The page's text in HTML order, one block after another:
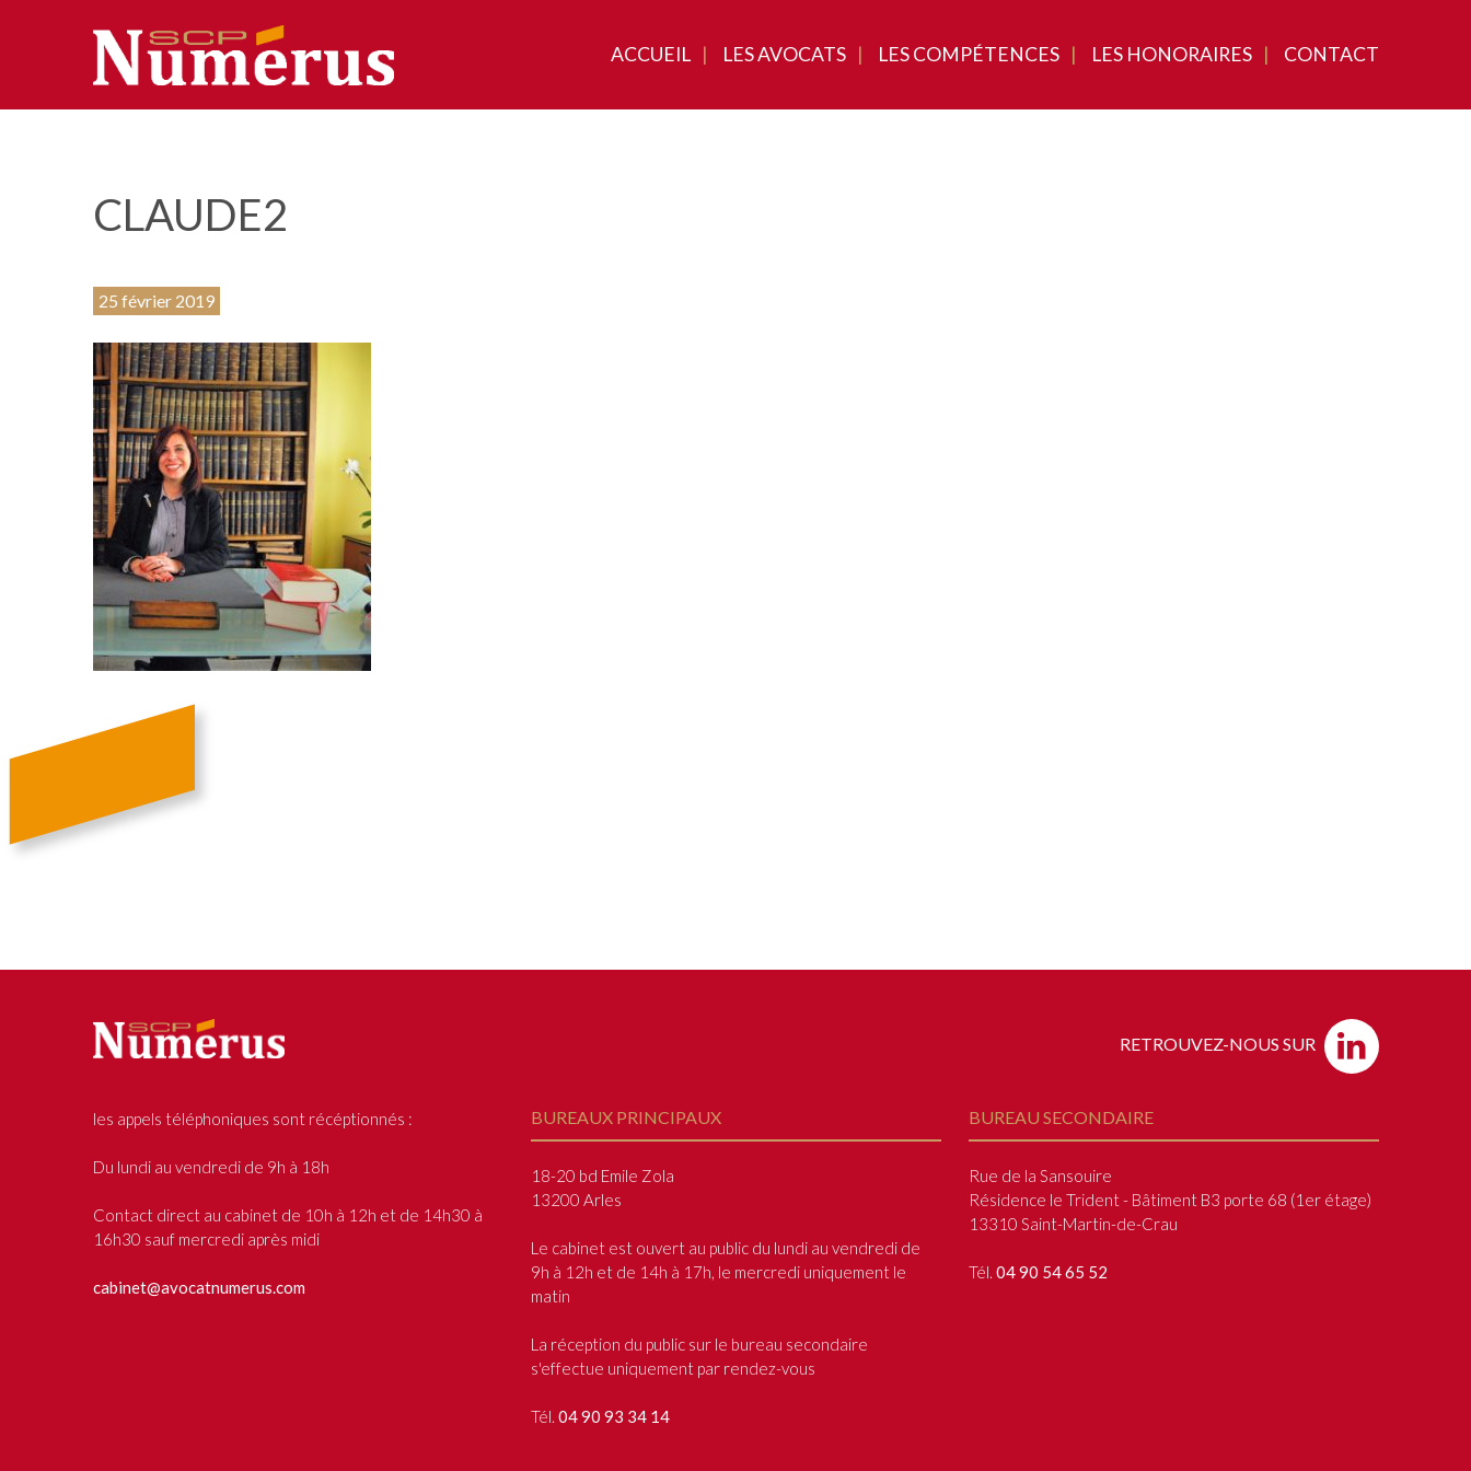
ACCUEIL LES AVOCATS LES COMPÉTENCES LES HONORAIRES CONTACT
CLAUDE2
25 février 2019
RETROUVEZ-NOUS SUR
les appels téléphoniques sont récéptionnés :
Du lundi au vendredi de 9h à 18h
Contact direct au cabinet de 10h à 12h et de 14h30 à
16h30 sauf mercredi après midi
cabinet@avocatnumerus.com
BUREAUX PRINCIPAUX
18-20 bd Emile Zola
13200 Arles
Le cabinet est ouvert au public du lundi au vendredi de
9h à 12h et de 14h à 17h, le mercredi uniquement le
matin
La réception du public sur le bureau secondaire
s'effectue uniquement par rendez-vous
Tél. 04 90 93 34 14
BUREAU SECONDAIRE
Rue de la Sansouire
Résidence le Trident - Bâtiment B3 porte 68 (1 erétage)
13310 Saint-Martin-de-Crau
Tél. 04 90 54 65 52